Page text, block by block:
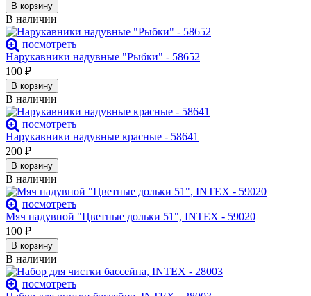
В корзину
В наличии
посмотреть
Нарукавники надувные "Рыбки" - 58652
100 ₽
В корзину
В наличии
посмотреть
Нарукавники надувные красные - 58641
200 ₽
В корзину
В наличии
посмотреть
Мяч надувной "Цветные дольки 51", INTEX - 59020
100 ₽
В корзину
В наличии
посмотреть